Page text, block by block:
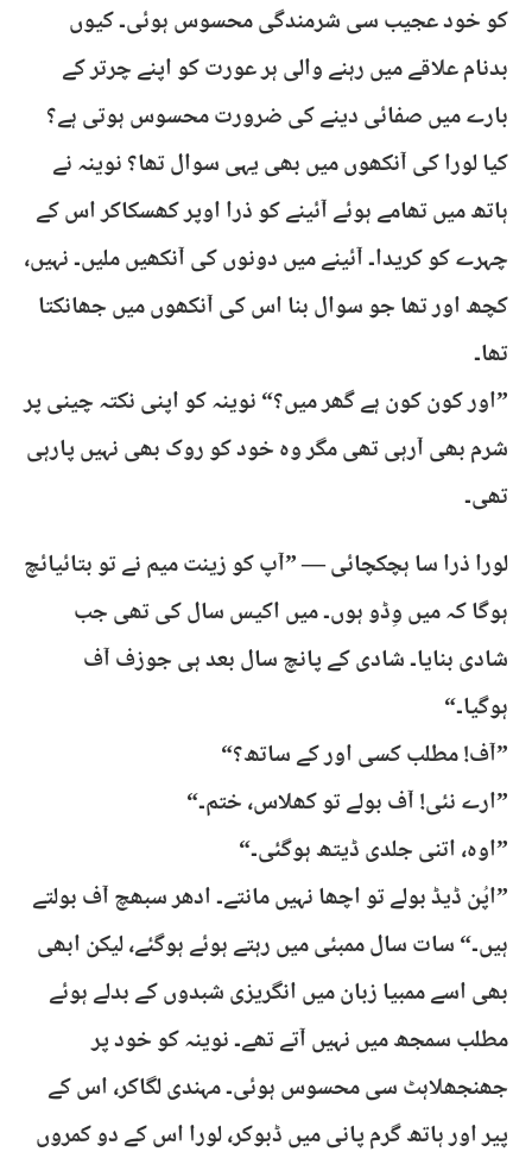
کو خود عجیب سی شرمندگی محسوس ہوئی۔ کیوں
بدنام علاقے میں رہنے والی ہر عورت کو اپنے چرتر کے
بارے میں صفائی دینے کی ضرورت محسوس ہوتی ہے؟
کیا لورا کی آنکھوں میں بھی یہی سوال تھا؟ نوینہ نے
ہاتھ میں تھامے ہوئے آئینے کو ذرا اوپر کھسکاکر اس کے
چہرے کو کریدا۔ آئینے میں دونوں کی آنکھیں ملیں۔ نہیں،
کچھ اور تھا جو سوال بنا اس کی آنکھوں میں جھانکتا
تھا۔
”اور کون کون ہے گھر میں؟“ نوینہ کو اپنی نکتہ چینی پر
شرم بھی آرہی تھی مگر وہ خود کو روک بھی نہیں پارہی
تھی۔
لورا ذرا سا ہچکچائی — ”آپ کو زینت میم نے تو بتائیائچ
ہوگا کہ میں وِڈو ہوں۔ میں اکیس سال کی تھی جب
شادی بنایا۔ شادی کے پانچ سال بعد ہی جوزف آف
ہوگیا۔“
”آف! مطلب کسی اور کے ساتھ؟“
”ارے نئی! آف بولے تو کھلاس، ختم۔“
”اوہ، اتنی جلدی ڈیتھ ہوگئی۔“
”اپُن ڈیڈ بولے تو اچھا نہیں مانتے۔ ادھر سبھچ آف بولتے
ہیں۔“ سات سال ممبئی میں رہتے ہوئے ہوگئے، لیکن ابھی
بھی اسے ممبیا زبان میں انگریزی شبدوں کے بدلے ہوئے
مطلب سمجھ میں نہیں آتے تھے۔ نوینہ کو خود پر
جھنجھلاہٹ سی محسوس ہوئی۔ مہندی لگاکر، اس کے
پیر اور ہاتھ گرم پانی میں ڈبوکر، لورا اس کے دو کمروں